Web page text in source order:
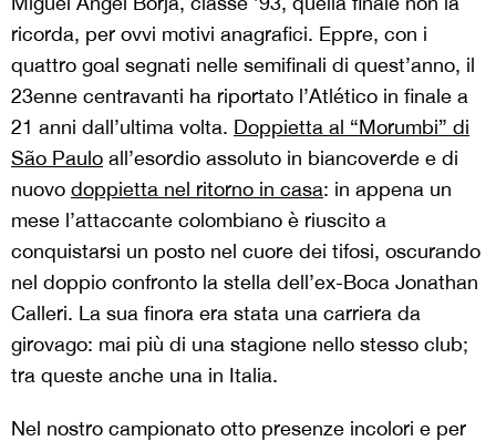
ricorda, per ovvi motivi anagrafici. Eppre, con i
quattro goal segnati nelle semifinali di quest’anno, il
23enne centravanti ha riportato l’Atlético in finale a
21 anni dall’ultima volta. Doppietta al “Morumbi” di
São Paulo all’esordio assoluto in biancoverde e di
nuovo doppietta nel ritorno in casa: in appena un
mese l’attaccante colombiano è riuscito a
conquistarsi un posto nel cuore dei tifosi, oscurando
nel doppio confronto la stella dell’ex-Boca Jonathan
Calleri. La sua finora era stata una carriera da
girovago: mai più di una stagione nello stesso club;
tra queste anche una in Italia.
Nel nostro campionato otto presenze incolori e per